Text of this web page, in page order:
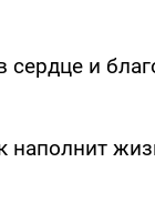
и
наполнит